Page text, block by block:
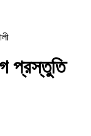
প্রস্তুতি